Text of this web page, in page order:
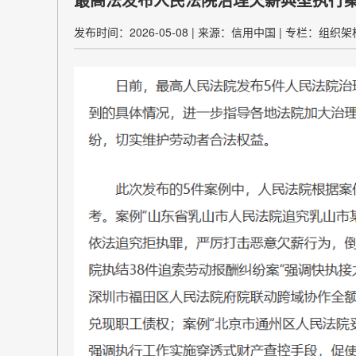
发布时间：2026-05-08 | 来源：信用中国 | 专栏：组织架